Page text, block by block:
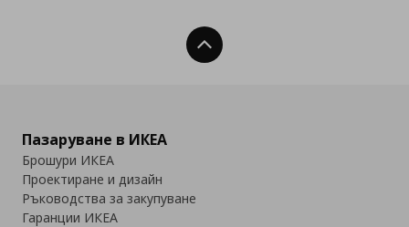
Нагоре
Пазаруване в ИКЕА
Брошури ИКЕА
Проектиране и дизайн
Ръководства за закупуване
Гаранции ИКЕА